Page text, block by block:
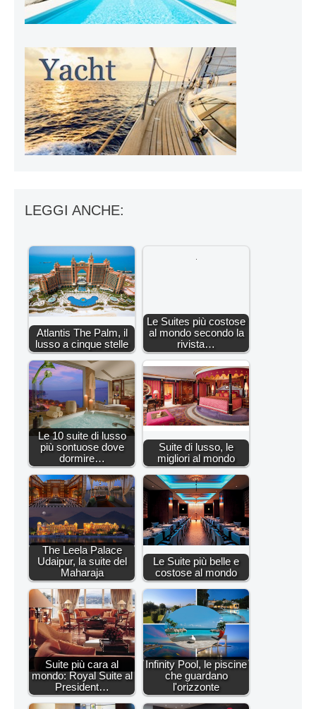
LEGGI ANCHE:
Atlantis The Palm, il
lusso a cinque stelle
Le Suites più costose
al mondo secondo la
rivista…
Le 10 suite di lusso
più sontuose dove
dormire…
Suite di lusso, le
migliori al mondo
The Leela Palace
Udaipur, la suite del
Maharaja
Le Suite più belle e
costose al mondo
Suite più cara al
mondo: Royal Suite al
President…
Infinity Pool, le piscine
che guardano
l'orizzonte